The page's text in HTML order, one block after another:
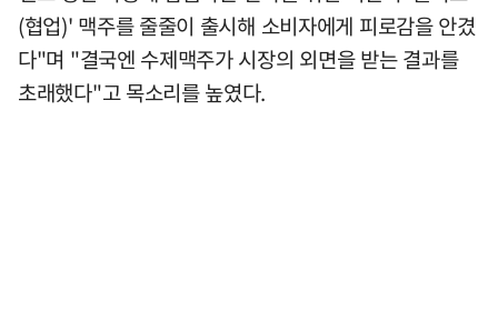
(협업)' 맥주를 줄줄이 출시해 소비자에게 피로감을 안겼
다"며 "결국엔 수제맥주가 시장의 외면을 받는 결과를
초래했다"고 목소리를 높였다.